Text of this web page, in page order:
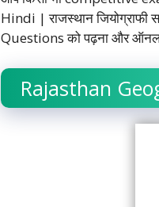
Hindi | राजस्थान जियोग्राफी
Questions को पढ़ना और
Rajasthan